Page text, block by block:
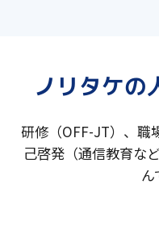
ノリタケの
研修（OFF-JT）、職
己啓発（通信教育な
ん